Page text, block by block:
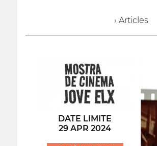
› Articles
DATE LIMITE
29 APR 2024